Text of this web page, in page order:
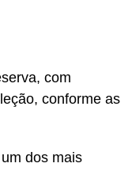
com
conforme as
dos mais